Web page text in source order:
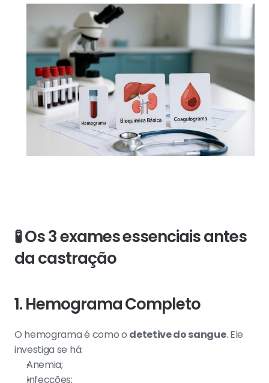
🧪 Os 3 exames essenciais antes
da castração
1. Hemograma Completo
O hemograma é como o detetive do sangue. Ele
investiga se há:
Anemia;
Infecções;